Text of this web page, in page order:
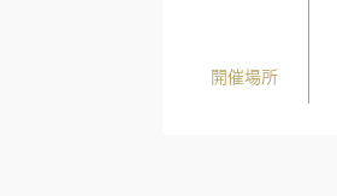
開催場所